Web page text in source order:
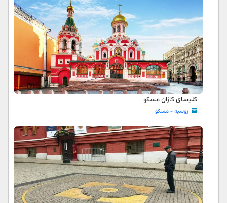
کلیسای کازان مسکو
روسیه - مسکو